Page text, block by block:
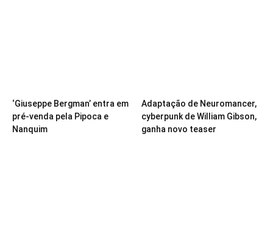
‘Giuseppe Bergman’ entra em
pré-venda pela Pipoca e
Nanquim
Adaptação de Neuromancer,
cyberpunk de William Gibson,
ganha novo teaser